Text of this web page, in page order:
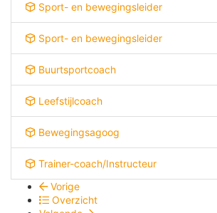
Sport- en bewegingsleider
Sport- en bewegingsleider
Buurtsportcoach
Leefstijlcoach
Bewegingsagoog
Trainer-coach/Instructeur
Vorige
Overzicht